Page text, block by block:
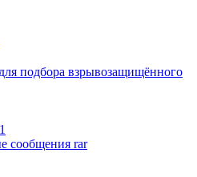
подбора взрывозащищённого
сообщения rar